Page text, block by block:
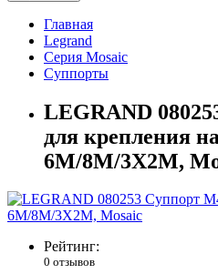
Главная
Legrand
Серия Mosaic
Суппорты
LEGRAND
для крепления
6M/8М/3Х2М,
Рейтинг:
0 отзывов